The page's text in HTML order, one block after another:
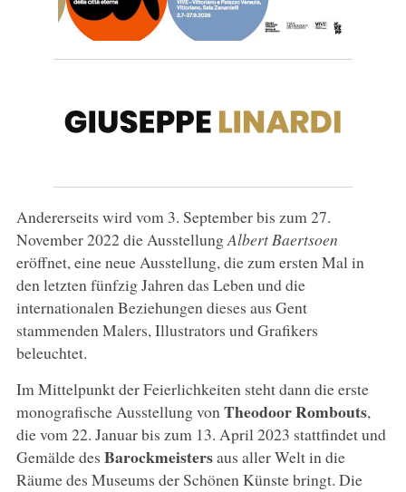
Andererseits wird vom 3. September bis zum 27.
November 2022 die AusstellungAlbert Baertsoen
eröffnet, eine neue Ausstellung, die zum ersten Mal in
den letzten fünfzig Jahren das Leben und die
internationalen Beziehungen dieses aus Gent
stammenden Malers, Illustrators und Grafikers
beleuchtet.
Im Mittelpunkt der Feierlichkeiten steht dann die erste
monografische Ausstellung von Theodoor Rombouts,
die vom 22. Januar bis zum 13. April 2023 stattfindet und
Gemälde des Barockmeistersaus aller Welt in die
Räume des Museums der Schönen Künste bringt. Die